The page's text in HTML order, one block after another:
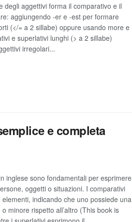
degli aggettivi forma il comparativo e il
aggiungendo -er e -est per formare
(</= a 2 sillabe) oppure usando more e
e superlativi lunghi (> a 2 sillabe)
irregolari...
e completa
inglese sono fondamentali per esprimere
oggetti o situazioni. I comparativi
indicando che uno possiede una
minore rispetto all’altro (This book is